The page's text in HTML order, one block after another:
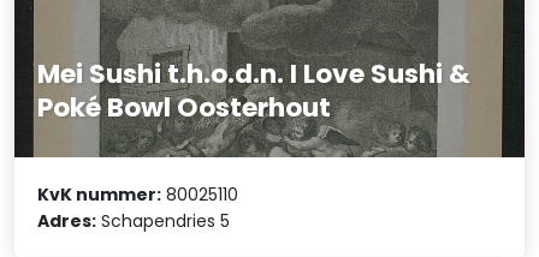
Mei Sushi t.h.o.d.n. I Love Sushi &
Poké Bowl Oosterhout
KvK nummer: 80025110
Adres: Schapendries 5